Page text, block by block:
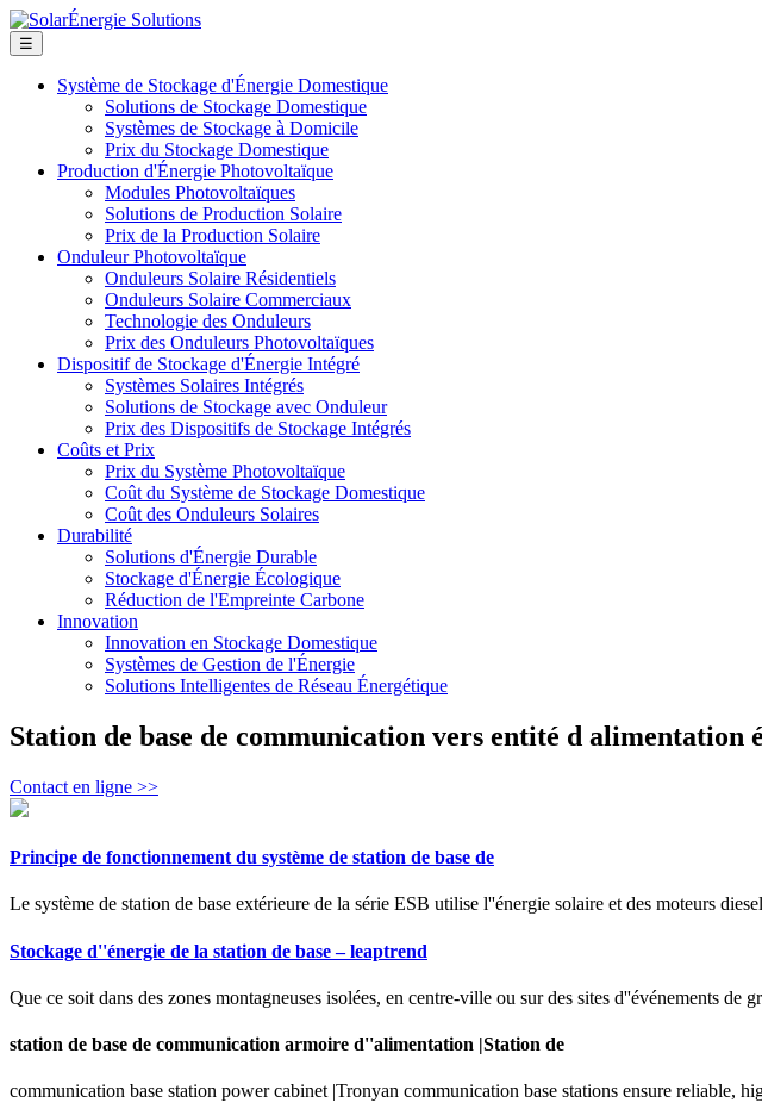
☰
Système de Stockage d'Énergie Domestique
Solutions de Stockage Domestique
Systèmes de Stockage à Domicile
Prix du Stockage Domestique
Production d'Énergie Photovoltaïque
Modules Photovoltaïques
Solutions de Production Solaire
Prix de la Production Solaire
Onduleur Photovoltaïque
Onduleurs Solaire Résidentiels
Onduleurs Solaire Commerciaux
Technologie des Onduleurs
Prix des Onduleurs Photovoltaïques
Dispositif de Stockage d'Énergie Intégré
Systèmes Solaires Intégrés
Solutions de Stockage avec Onduleur
Prix des Dispositifs de Stockage Intégrés
Coûts et Prix
Prix du Système Photovoltaïque
Coût du Système de Stockage Domestique
Coût des Onduleurs Solaires
Durabilité
Solutions d'Énergie Durable
Stockage d'Énergie Écologique
Réduction de l'Empreinte Carbone
Innovation
Innovation en Stockage Domestique
Systèmes de Gestion de l'Énergie
Solutions Intelligentes de Réseau Énergétique
Station de base de communication vers entité d alimentation
Contact en ligne >>
Principe de fonctionnement du système de station de base de
Le système de station de base extérieure de la série ESB utilise l''énergie solaire et des moteurs
Stockage d''énergie de la station de base – leaptrend
Que ce soit dans des zones montagneuses isolées, en centre-ville ou sur des sites d''événements
station de base de communication armoire d''alimentation |Station de
communication base station power cabinet |Tronyan communication base stations ensure